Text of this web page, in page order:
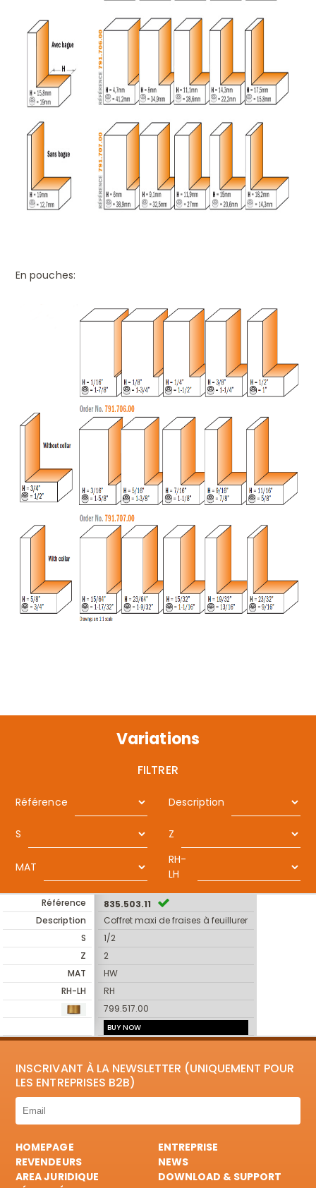
En pouches:
Variations
FILTRER
Référence Description
S Z
MAT
RH-
LH
Référence
Description
S
Z
MAT
RH-LH
835.503.11
Coffret maxi de fraises à feuillurer
1/2
2
HW
RH
799.517.00
BUY NOW
INSCRIVANT À LA NEWSLETTER (UNIQUEMENT POUR
LES ENTREPRISES B2B)
HOMEPAGE
ENTREPRISE
REVENDEURS
NEWS
AREA JURIDIQUE
DOWNLOAD & SUPPORT